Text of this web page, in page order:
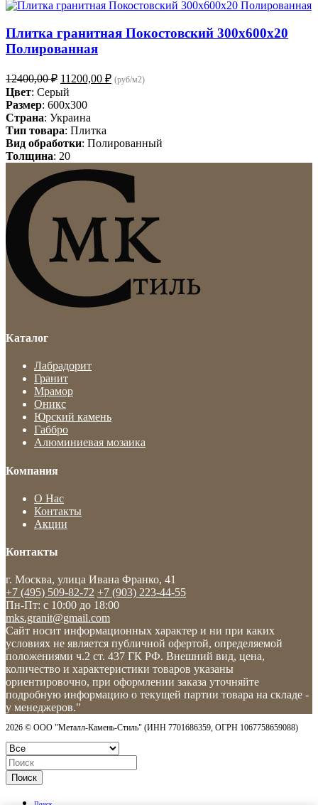
Плитка гранитная Покостовский 300х600х20
Полированная
12400,00₽ Первоначальная
цена
составляла
12400,00 ₽.
11200,00 ₽Текущая
цена:
(руб/м2)
Цвет: Серый
Размер: 600x300
Страна: Украина
Тип товара: Плитка
Вид обработки: Полированный
Толщина: 20
Каталог
Лабрадорит
Гранит
Мрамор
Оникс
Юрский камень
Габбро
Алюминиевая мозаика
Компания
О Нас
Контакты
Акции
Контакты
г. Москва, улица Ивана Франко, 41
+7 (495) 509-82-72 +7 (903) 223-44-55
Пн-Пт: c 10:00 до 18:00
mks.granit@gmail.com
Сайт носит информационных характер и ни при каких
условиях не является публичной офертой, определяемой
положениями ч.2 ст. 437 ГК РФ. Внешний вид, цена,
количество и характеристики товаров указаны
ориентировочно, при оформлении заказа уточняйте
подробную информацию о текущей партии товара на складе -
у менеджеров."
2026 © ООО "Металл-Камень-Стиль" (ИНН 7701686359, ОГРН 1067758659088)
Поиск